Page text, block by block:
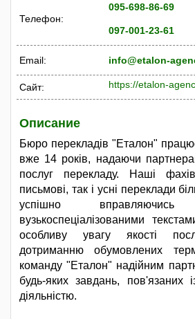
Телефон:
095-698-86-69
097-001-23-61
Email: info@etalon-
Сайт: https://etalon-
Описание
Бюро перекладів "Еталон"
вже 14 років, надаючи
послуг перекладу. Наші
письмові, так і усні переклади
успішно
вузькоспеціалізованими
особливу увагу якості
дотриманню обумовлених
команду "Еталон" надійним
будь-яких завдань, пов'язаних
діяльністю.